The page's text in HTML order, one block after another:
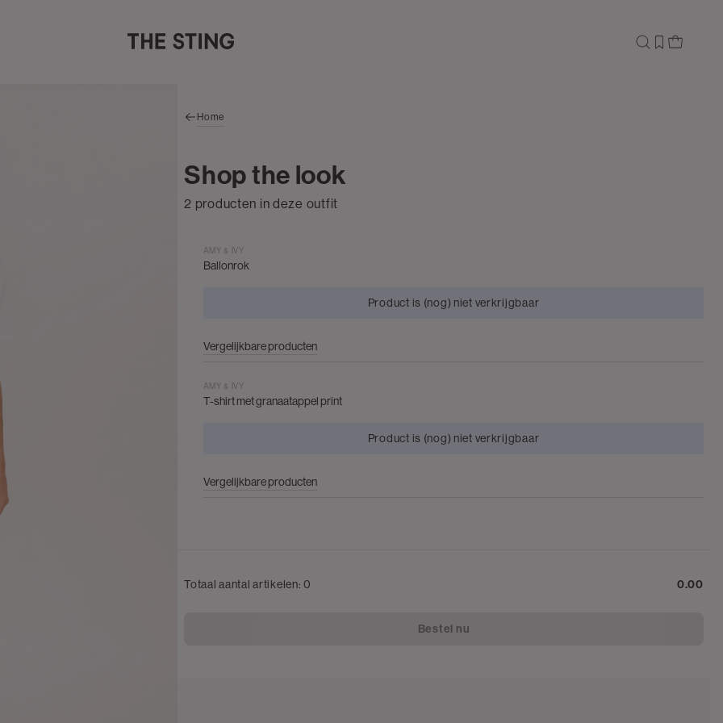
Home
Shop the look
2 producten in deze outfit
AMY & IVY
Ballonrok
Product is (nog) niet verkrijgbaar
Vergelijkbare producten
AMY & IVY
T-shirt met granaatappel print
Product is (nog) niet verkrijgbaar
Vergelijkbare producten
Totaal aantal artikelen:0 0.00
Bestel nu